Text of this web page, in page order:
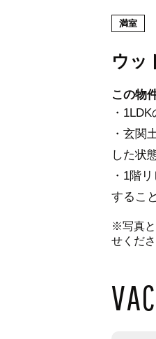
満室
ウッ
この物
・
・玄関
した状
・1階
するこ
※写真と
せくださ